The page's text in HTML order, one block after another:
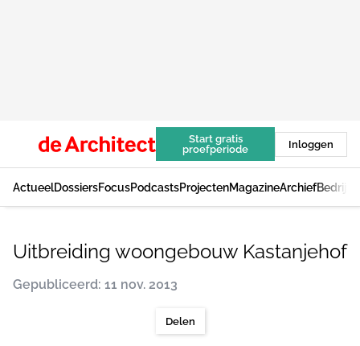
Start gratis
proefperiode
Inloggen
ActueelDossiersFocusPodcastsProjectenMagazineArchief
Uitbreiding woongebouw Kastanjehof
Gepubliceerd: 11 nov. 2013
Delen